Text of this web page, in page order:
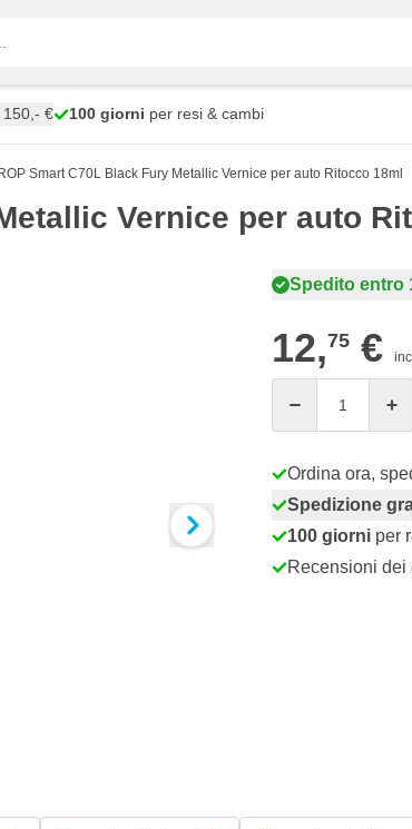
150,- € 100 giorni per resi & cambi
Smart C70L Black Fury Metallic Vernice per auto Ritocco 18ml
Vernice per auto
Spedito entro
12,75 €
Ordina ora,
Spedizione
100 giorni per
Recensioni dei